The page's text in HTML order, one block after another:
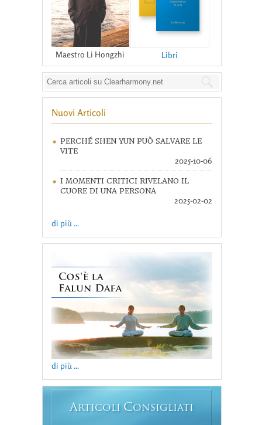
Maestro Li Hongzhi Libri
Nuovi Articoli
PERCHÉ SHEN YUN PUÒ SALVARE LE
VITE
2025-10-06
I MOMENTI CRITICI RIVELANO IL
CUORE DI UNA PERSONA
2025-02-02
di più ...
di più ...
ARTICOLI CONSIGLIATI